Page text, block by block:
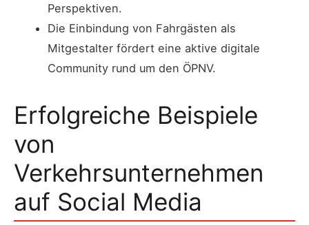
Perspektiven.
Die Einbindung von Fahrgästen als
Mitgestalter fördert eine aktive digitale
Community rund um den ÖPNV.
Erfolgreiche Beispiele
von
Verkehrsunternehmen
auf Social Media